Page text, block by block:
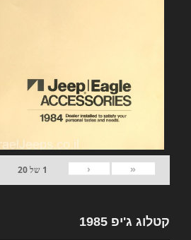
«
‹
1 של20
קטלוג ג'יפ 1985